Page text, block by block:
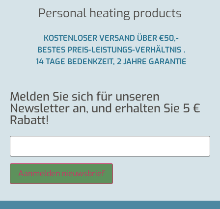
Personal heating products
KOSTENLOSER VERSAND ÜBER €50,-
BESTES PREIS-LEISTUNGS-VERHÄLTNIS .
14 TAGE BEDENKZEIT, 2 JAHRE GARANTIE
Melden Sie sich für unseren
Newsletter an, und erhalten Sie 5 €
Rabatt!